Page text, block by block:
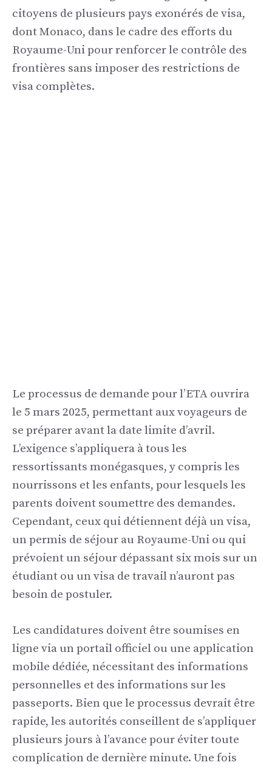
citoyens de plusieurs pays exonérés de visa,
dont Monaco, dans le cadre des efforts du
Royaume-Uni pour renforcer le contrôle des
frontières sans imposer des restrictions de
visa complètes.
Le processus de demande pour l’ETA ouvrira
le 5 mars 2025, permettant aux voyageurs de
se préparer avant la date limite d’avril.
L’exigence s’appliquera à tous les
ressortissants monégasques, y compris les
nourrissons et les enfants, pour lesquels les
parents doivent soumettre des demandes.
Cependant, ceux qui détiennent déjà un visa,
un permis de séjour au Royaume-Uni ou qui
prévoient un séjour dépassant six mois sur un
étudiant ou un visa de travail n’auront pas
besoin de postuler.
Les candidatures doivent être soumises en
ligne via un portail officiel ou une application
mobile dédiée, nécessitant des informations
personnelles et des informations sur les
passeports. Bien que le processus devrait être
rapide, les autorités conseillent de s’appliquer
plusieurs jours à l’avance pour éviter toute
complication de dernière minute. Une fois